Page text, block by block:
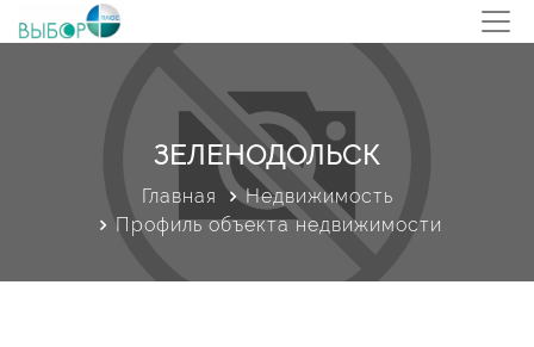
ЗЕЛЕНОДОЛЬСК
Главная
Недвижимость
Профиль объекта недвижимости